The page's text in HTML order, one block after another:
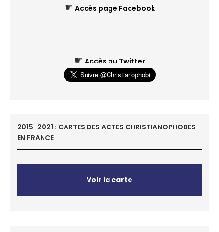
☛ Accès page Facebook
☛ Accès au Twitter
2015-2021 : CARTES DES ACTES CHRISTIANOPHOBES
EN FRANCE
Voir la carte